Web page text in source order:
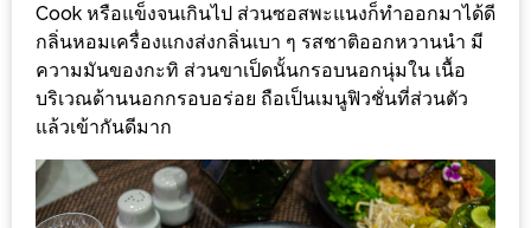
ที่
เอาใจ
ขา
กิน
เฉพาะ
Cook หรือแข็งจนเกินไป ส่วนซอสพะแนงก็ทำออกมาได้ดี
กลิ่นหอมเครื่องแกงส่งกลิ่นเบา ๆ รสชาติออกหวานนำ มี
ความมันของกะทิ ส่วนขาเป็ดนั้นกรอบนอกนุ่มใน เนื้อ
บริเวณด้านนอกกรอบอร่อย ถือเป็นเมนูฟิวชั่นที่ส่วนตัว
แล้วเข้ากันดีมาก